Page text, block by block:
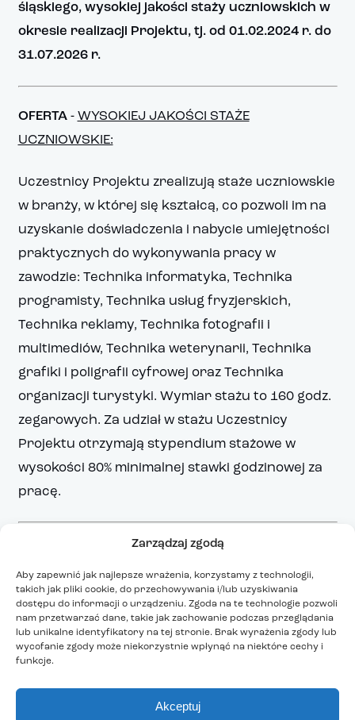
Zarządzaj zgodą
Aby zapewnić jak najlepsze wrażenia, korzystamy z technologii,
takich jak pliki cookie, do przechowywania i/lub uzyskiwania
dostępu do informacji o urządzeniu. Zgoda na te technologie pozwoli
nam przetwarzać dane, takie jak zachowanie podczas przeglądania
lub unikalne identyfikatory na tej stronie. Brak wyrażenia zgody lub
wycofanie zgody może niekorzystnie wpłynąć na niektóre cechy i
funkcje.
Akceptuj
śląskiego, wysokiej jakości staży uczniowskich w
okresie realizacji Projektu, tj. od 01.02.2024 r. do
31.07.2026 r.
OFERTA - WYSOKIEJ JAKOŚCI STAŻE
UCZNIOWSKIE:
Uczestnicy Projektu zrealizują staże uczniowskie
w branży, w której się kształcą, co pozwoli im na
uzyskanie doświadczenia i nabycie umiejętności
praktycznych do wykonywania pracy w
zawodzie: Technika informatyka, Technika
programisty, Technika usług fryzjerskich,
Technika reklamy, Technika fotografii i
multimediów, Technika weterynarii, Technika
grafiki i poligrafii cyfrowej oraz Technika
organizacji turystyki. Wymiar stażu to 160 godz.
zegarowych. Za udział w stażu Uczestnicy
Projektu otrzymają stypendium stażowe w
wysokości 80% minimalnej stawki godzinowej za
pracę.
Liczba uczniów szkół i placówek kształcenia
zawodowego uczestniczących w stażach uczniowskich
– 355 osób